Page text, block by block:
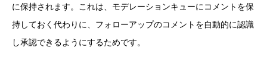
に保持されます。これは、モデレーションキューにコメントを保
持しておく代わりに、フォローアップのコメントを自動的に認識
し承認できるようにするためです。